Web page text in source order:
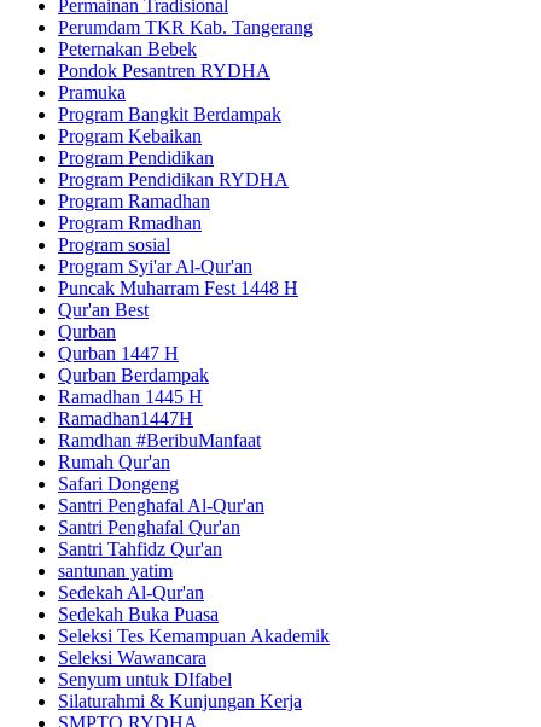
Permainan Tradisional
Perumdam TKR Kab. Tangerang
Peternakan Bebek
Pondok Pesantren RYDHA
Pramuka
Program Bangkit Berdampak
Program Kebaikan
Program Pendidikan
Program Pendidikan RYDHA
Program Ramadhan
Program Rmadhan
Program sosial
Program Syi'ar Al-Qur'an
Puncak Muharram Fest 1448 H
Qur'an Best
Qurban
Qurban 1447 H
Qurban Berdampak
Ramadhan 1445 H
Ramadhan1447H
Ramdhan #BeribuManfaat
Rumah Qur'an
Safari Dongeng
Santri Penghafal Al-Qur'an
Santri Penghafal Qur'an
Santri Tahfidz Qur'an
santunan yatim
Sedekah Al-Qur'an
Sedekah Buka Puasa
Seleksi Tes Kemampuan Akademik
Seleksi Wawancara
Senyum untuk DIfabel
Silaturahmi & Kunjungan Kerja